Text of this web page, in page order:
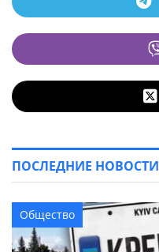
ПОСЛЕДНИЕ НОВОСТИ
Общество